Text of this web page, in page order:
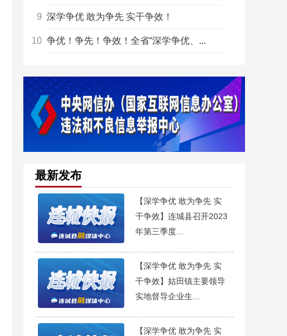
深学争优 敢为争先 实干争效！
争优！争先！争效！全省“深学争优、...
最新发布
【深学争优 敢为争先 实
干争效】连城县召开2023
年第三季度...
【深学争优 敢为争先 实
干争效】姑田镇主要领导
实地督导企业生...
【深学争优 敢为争先 实